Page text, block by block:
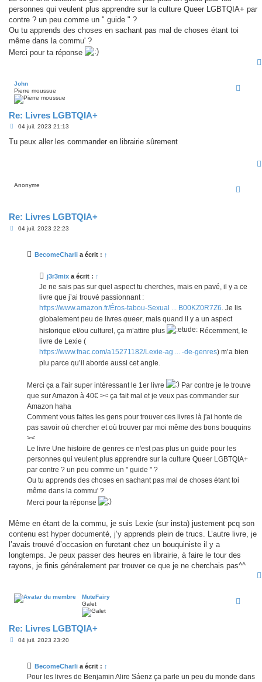
personnes qui veulent plus apprendre sur la culture Queer LGBTQIA+ par
contre ? un peu comme un " guide " ?
Ou tu apprends des choses en sachant pas mal de choses étant toi
même dans la commu' ?
Merci pour ta réponse
John
Pierre moussue
Re: Livres LGBTQIA+
M
s
04 juil. 2023 21:13
Tu peux aller les commander en librairie sûrement
Anonyme
Re: Livres LGBTQIA+
M04 juil. 2023 22:23
BecomeCharli a écrit : ↑
j3r3mix a écrit : ↑
Je ne sais pas sur quel aspect tu cherches, mais en pavé, il y a ce
livre que j’ai trouvé passionnant :
https://www.amazon.fr/Éros-tabou-Sexual ... B00KZ0R7Z6 . Je lis
globalement peu de livres queer, mais quand il y a un aspect
historique et/ou culturel, ça m’attire plus
Récemment, le
livre de Lexie (
https://www.fnac.com/a15271182/Lexie-ag ... -de-genres) m’a bien
plu parce qu’il aborde aussi cet angle.
Merci ça a l'air super intéressant le 1er livre
Par contre je le trouve
que sur Amazon à 40€ >< ça fait mal et je veux pas commander sur
Amazon haha
Comment vous faites les gens pour trouver ces livres là j'ai honte de
pas savoir où chercher et où trouver par moi même des bons bouquins
><
Le livre Une histoire de genres ce n'est pas plus un guide pour les
personnes qui veulent plus apprendre sur la culture Queer LGBTQIA+
par contre ? un peu comme un " guide " ?
Ou tu apprends des choses en sachant pas mal de choses étant toi
même dans la commu' ?
Merci pour ta réponse
Même en étant de la commu, je suis Lexie (sur insta) justement pcq son
contenu est hyper documenté, j’y apprends plein de trucs. L’autre livre, je
l’avais trouvé d’occasion en furetant chez un bouquiniste il y a
longtemps. Je peux passer des heures en librairie, à faire le tour des
rayons, je finis généralement par trouver ce que je ne cherchais pas^^
MuteFairy
Galet
Re: Livres LGBTQIA+
M04 juil. 2023 23:20
BecomeCharli a écrit : ↑
Pour les livres de Benjamin Alire Sáenz ça parle un peu du monde dans